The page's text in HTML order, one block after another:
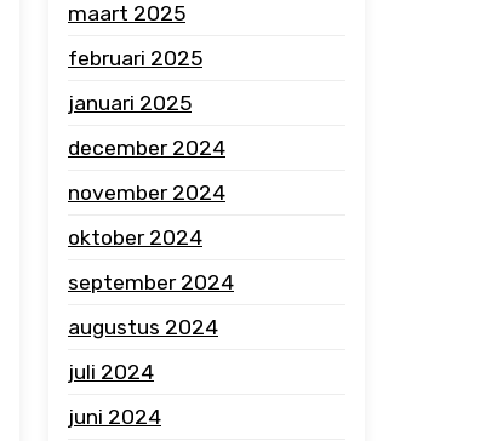
maart 2025
februari 2025
januari 2025
december 2024
november 2024
oktober 2024
september 2024
augustus 2024
juli 2024
juni 2024